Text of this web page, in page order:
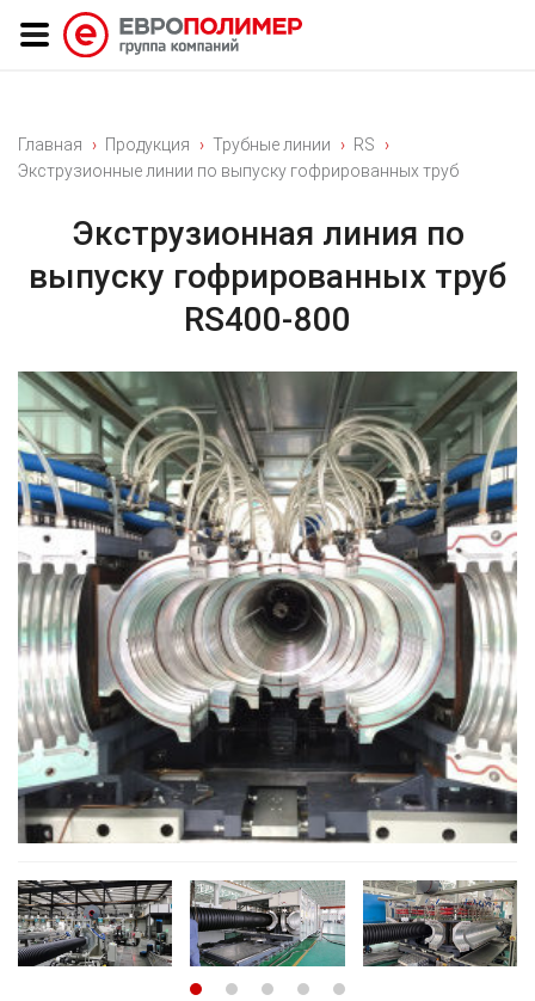
Главная Продукция Трубные линии
RS
Экструзионные линии по выпуску гофрированных труб
Экструзионная линия по
выпуску гофрированных труб
RS400-800